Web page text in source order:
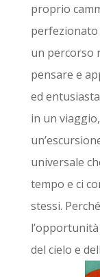
proprio
un percorso
pensare e
ed
in un
universale
tempo e ci
stessi.
del cielo e